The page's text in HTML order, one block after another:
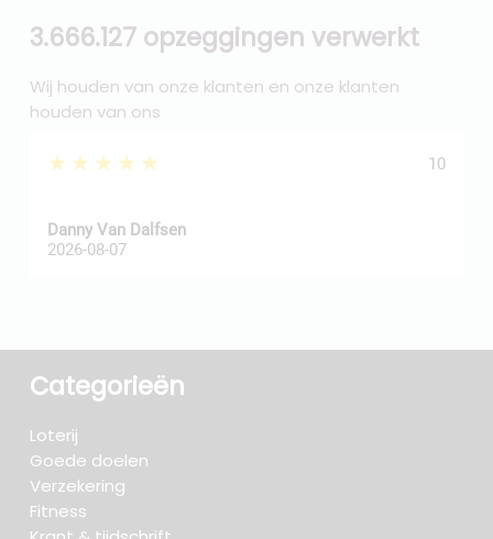
3.666.127 opzeggingen verwerkt
Wij houden van onze klanten en onze klanten
houden van ons
★★★★★ 10
Danny Van Dalfsen
2026-08-07
Categorieën
Loterij
Goede doelen
Verzekering
Fitness